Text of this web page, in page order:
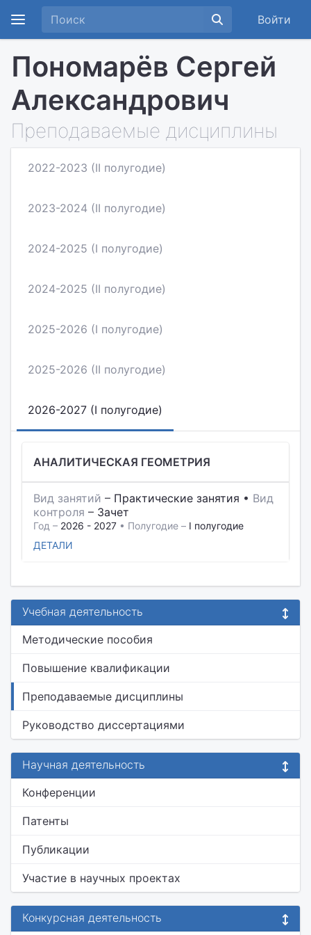
Войти
Пономарёв Сергей
Александрович
Преподаваемые дисциплины
2022-2023 (II полугодие)
2023-2024 (II полугодие)
2024-2025 (I полугодие)
2024-2025 (II полугодие)
2025-2026 (I полугодие)
2025-2026 (II полугодие)
2026-2027 (I полугодие)
АНАЛИТИЧЕСКАЯ ГЕОМЕТРИЯ
Вид занятий – Практические занятия • Вид
контроля – Зачет
Год – 2026 - 2027 • Полугодие – I полугодие
ДЕТАЛИ
Учебная деятельность
Методические пособия
Повышение квалификации
Преподаваемые дисциплины
Руководство диссертациями
Научная деятельность
Конференции
Патенты
Публикации
Участие в научных проектах
Конкурсная деятельность